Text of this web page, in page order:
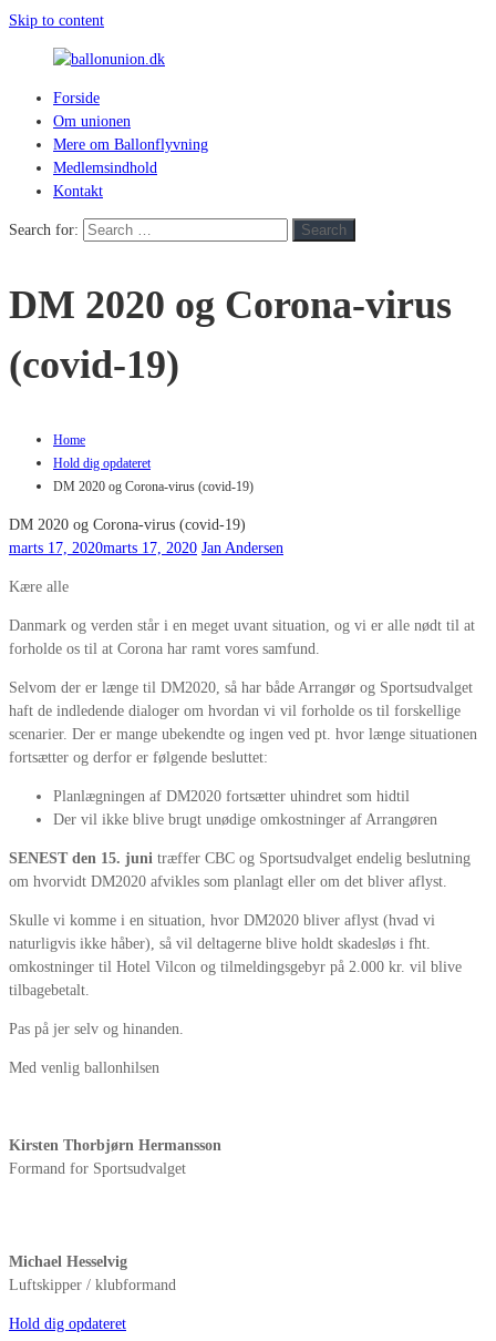
Skip to content
ballonunion.dk
hvad
blæser
Forside
Om unionen
Mere om Ballonflyvning
Medlemsindhold
Kontakt
Search for: Search
DM 2020 og Corona-virus
(covid-19)
Home
Hold dig opdateret
DM 2020 og Corona-virus (covid-19)
DM 2020 og Corona-virus (covid-19)
marts 17, 2020marts 17, 2020 Jan Andersen
Kære alle
Danmark og verden står i en meget uvant situation, og vi er alle nødt til at
forholde os til at Corona har ramt vores samfund.
Selvom der er længe til DM2020, så har både Arrangør og Sportsudvalget
haft de indledende dialoger om hvordan vi vil forholde os til forskellige
scenarier. Der er mange ubekendte og ingen ved pt. hvor længe situationen
fortsætter og derfor er følgende besluttet:
Planlægningen af DM2020 fortsætter uhindret som hidtil
Der vil ikke blive brugt unødige omkostninger af Arrangøren
SENEST den 15. juni træffer CBC og Sportsudvalget endelig beslutning
om hvorvidt DM2020 afvikles som planlagt eller om det bliver aflyst.
Skulle vi komme i en situation, hvor DM2020 bliver aflyst (hvad vi
naturligvis ikke håber), så vil deltagerne blive holdt skadesløs i fht.
omkostninger til Hotel Vilcon og tilmeldingsgebyr på 2.000 kr. vil blive
tilbagebetalt.
Pas på jer selv og hinanden.
Med venlig ballonhilsen
Kirsten Thorbjørn Hermansson
Formand for Sportsudvalget
Michael Hesselvig
Luftskipper / klubformand
Hold dig opdateret